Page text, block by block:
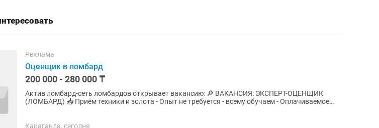
Реклама
Оценщик в ломбард
200 000 - 280 000 ₸
Актив ломбард-сеть ломбардов открывает вакансию: 🔎 ВАКАНСИЯ: ЭКСПЕРТ-ОЦЕНЩИК
(ЛОМБАРД) 📥 Приём техники и золота - Опыт не требуется - всему обучаем - Оплачиваемое
Караганда, сегодня